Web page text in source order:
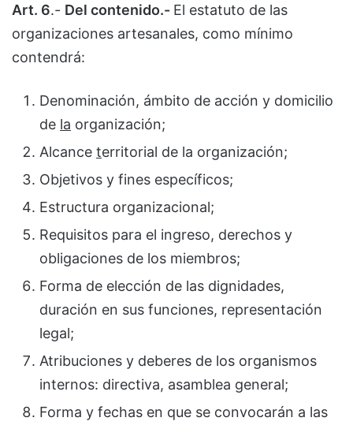
Art. 6.- Del contenido.- El estatuto de las
organizaciones artesanales, como mínimo
contendrá:
Denominación, ámbito de acción y domicilio
de la organización;
Alcance territorial de la organización;
Objetivos y fines específicos;
Estructura organizacional;
Requisitos para el ingreso, derechos y
obligaciones de los miembros;
Forma de elección de las dignidades,
duración en sus funciones, representación
legal;
Atribuciones y deberes de los organismos
internos: directiva, asamblea general;
Forma y fechas en que se convocarán a las